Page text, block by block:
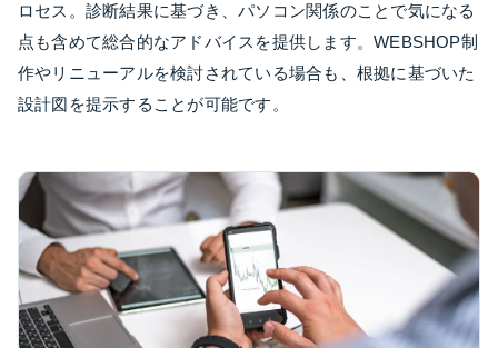
ロセス。診断結果に基づき、パソコン関係のことで気になる
点も含めて総合的なアドバイスを提供します。WEBSHOP制
作やリニューアルを検討されている場合も、根拠に基づいた
設計図を提示することが可能です。